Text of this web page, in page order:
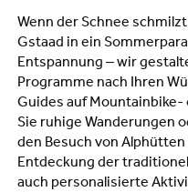
Wenn der Schnee
Gstaad in ein
Entspannung – wir
Programme nach Ihren
Guides auf Mountainbike-
Sie ruhige Wanderungen
den Besuch von Alphütten
Entdeckung der
auch personalisierte